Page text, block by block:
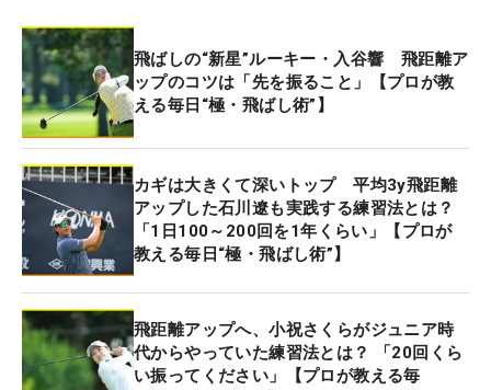
番目に遅い初優勝で胸を打たれた方も多いはず。
32歳の工藤は、毎年ドライビングディスタンスディ
スタンスで上位に名を連ね、今シーズンも7位
（252.77ヤード）につけている。そのパワフルなビ
ッグドライブの秘密を聞くと、「フルスイングをす
る練習をしている」と語ってくれた。
「（本番で）いざしっかり振ろうとしても、タイミ
ングが合わないと思う」。だからこそ、普段からし
っかり振る練習を重ねておく。ロングホールのティ
ショットなど、ここぞという場面で力を最大限に発
飛ばしの“新星”ルーキー・入谷響 飛距離ア
ップのコツは「先を振ること」【プロが教
える毎日“極・飛ばし術”】
カギは大きくて深いトップ 平均3y飛距離
アップした石川遼も実践する練習法とは？
「1日100～200回を1年くらい」【プロが
教える毎日“極・飛ばし術”】
飛距離アップへ、小祝さくらがジュニア時
代からやっていた練習法とは？ 「20回くら
い振ってください」【プロが教える毎